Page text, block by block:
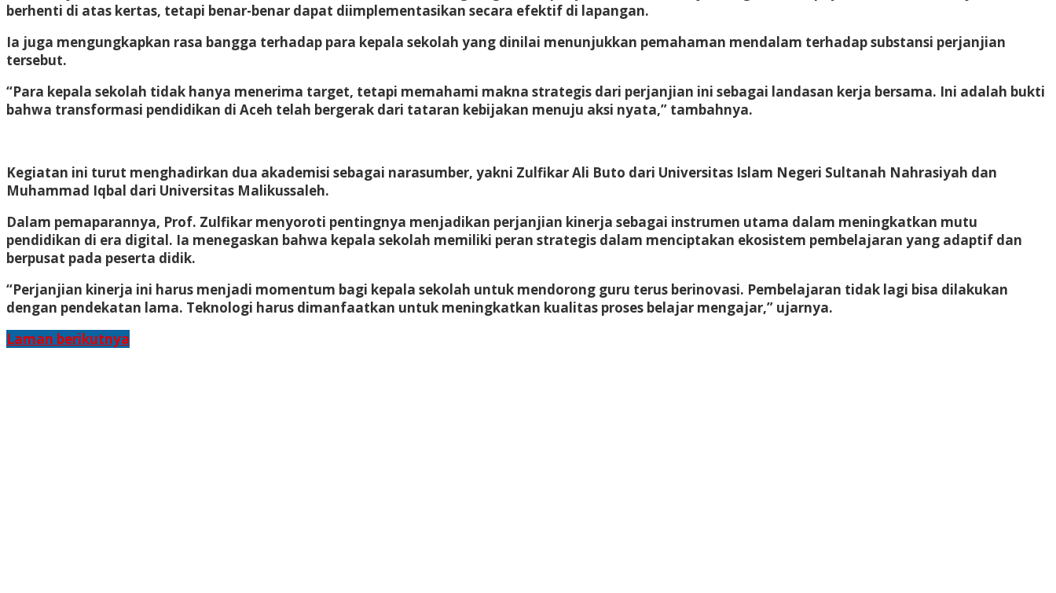
berhenti di atas kertas, tetapi benar-benar dapat diimplementasikan secara efektif di lapangan.
Ia juga mengungkapkan rasa bangga terhadap para kepala sekolah yang dinilai menunjukkan pemahaman mendalam terhadap substansi perjanjian
tersebut.
“Para kepala sekolah tidak hanya menerima target, tetapi memahami makna strategis dari perjanjian ini sebagai landasan kerja bersama. Ini adalah bukti
bahwa transformasi pendidikan di Aceh telah bergerak dari tataran kebijakan menuju aksi nyata,” tambahnya.
Kegiatan ini turut menghadirkan dua akademisi sebagai narasumber, yakni Zulfikar Ali Buto dari Universitas Islam Negeri Sultanah Nahrasiyah dan
Muhammad Iqbal dari Universitas Malikussaleh.
Dalam pemaparannya, Prof. Zulfikar menyoroti pentingnya menjadikan perjanjian kinerja sebagai instrumen utama dalam meningkatkan mutu
pendidikan di era digital. Ia menegaskan bahwa kepala sekolah memiliki peran strategis dalam menciptakan ekosistem pembelajaran yang adaptif dan
berpusat pada peserta didik.
“Perjanjian kinerja ini harus menjadi momentum bagi kepala sekolah untuk mendorong guru terus berinovasi. Pembelajaran tidak lagi bisa dilakukan
dengan pendekatan lama. Teknologi harus dimanfaatkan untuk meningkatkan kualitas proses belajar mengajar,” ujarnya.
Laman berikutnya